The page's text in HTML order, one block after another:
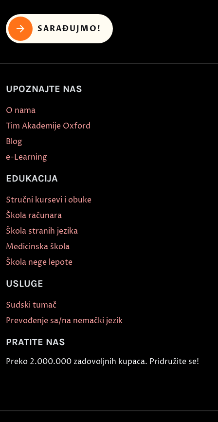
SARAĐUJMO!
UPOZNAJTE NAS
O nama
Tim Akademije Oxford
Blog
e-Learning
EDUKACIJA
Stručni kursevi i obuke
Škola računara
Škola stranih jezika
Medicinska škola
Škola nege lepote
USLUGE
Sudski tumač
Prevođenje sa/na nemački jezik
PRATITE NAS
Preko 2.000.000 zadovoljnih kupaca. Pridružite se!